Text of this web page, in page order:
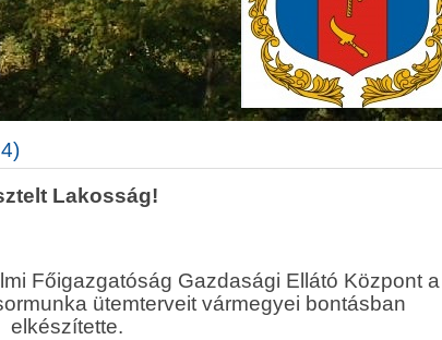
Lakosság!
Főigazgatóság Gazdasági Ellátó Központ a
ütemterveit vármegyei bontásban
elkészítette.